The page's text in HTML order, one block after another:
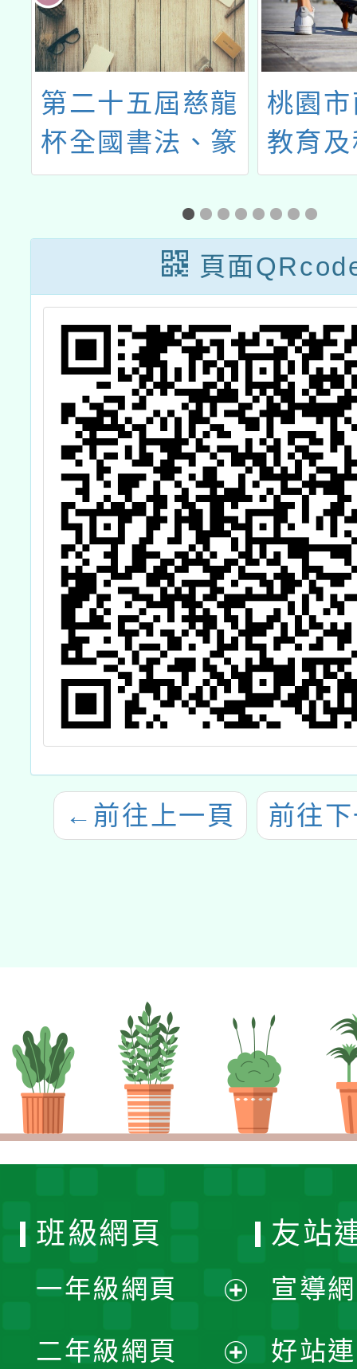
第二十五屆慈龍
杯全國書法、篆
刻(第十六屆)比
桃園
教育
114年
增能
頁面
← 前往上一頁 前往
班級網頁
一年級網頁
二年級網頁
友站
宣導
好站